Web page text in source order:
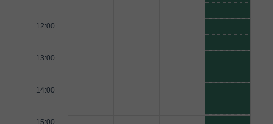
12:00
13:00
14:00
15:00